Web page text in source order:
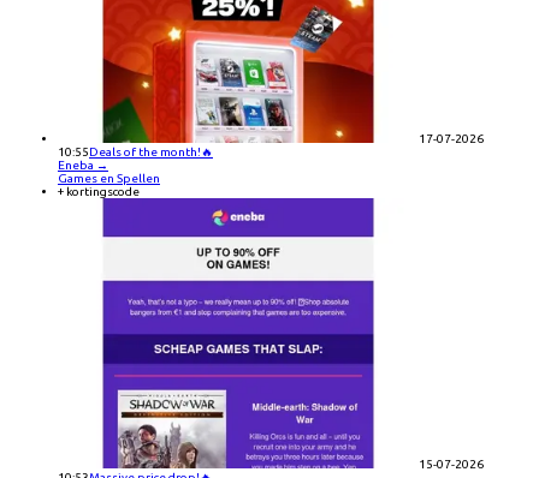
17-07-2026
10:55Deals of the month!🔥
Eneba →
Games en Spellen
+ kortingscode
15-07-2026